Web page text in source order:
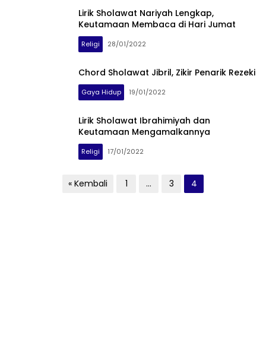
Lirik Sholawat Nariyah Lengkap,
Keutamaan Membaca di Hari Jumat
Religi 28/01/2022
Chord Sholawat Jibril, Zikir Penarik Rezeki
Gaya Hidup 19/01/2022
Lirik Sholawat Ibrahimiyah dan
Keutamaan Mengamalkannya
Religi 17/01/2022
« Kembali 1 … 3 4